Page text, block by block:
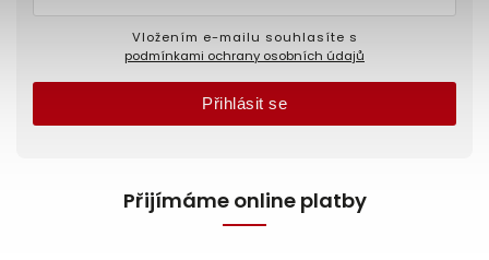
podmínkami ochrany osobních údajů
Přihlásit se
Přijímáme online platby